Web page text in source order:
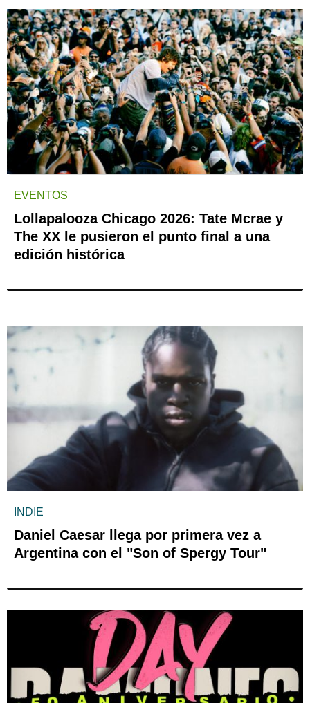
EVENTOS
Lollapalooza Chicago 2026: Tate Mcrae y
The XX le pusieron el punto final a una
edición histórica
INDIE
Daniel Caesar llega por primera vez a
Argentina con el "Son of Spergy Tour"